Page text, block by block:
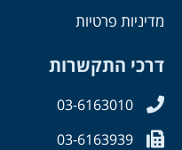
מדיניות פרטיות
דרכי התקשרות
03-6163010
03-6163939